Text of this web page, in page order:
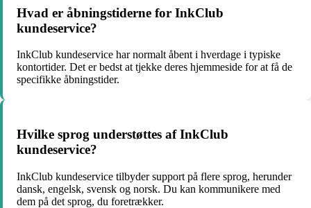
Hvad er åbningstiderne for InkClub
kundeservice?
InkClub kundeservice har normalt åbent i hverdage i typiske
kontortider. Det er bedst at tjekke deres hjemmeside for at få de
specifikke åbningstider.
Hvilke sprog understøttes af InkClub
kundeservice?
InkClub kundeservice tilbyder support på flere sprog, herunder
dansk, engelsk, svensk og norsk. Du kan kommunikere med
dem på det sprog, du foretrækker.